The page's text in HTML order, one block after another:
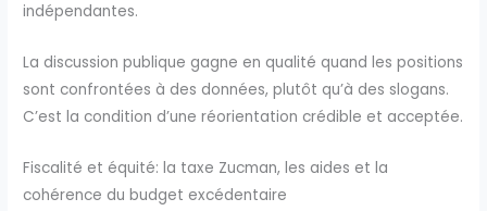
indépendantes.
La discussion publique gagne en qualité quand les positions
sont confrontées à des données, plutôt qu’à des slogans.
C’est la condition d’une réorientation crédible et acceptée.
Fiscalité et équité: la taxe Zucman, les aides et la
cohérence du budget excédentaire